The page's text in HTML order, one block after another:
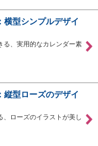
横型シンプルデザイ
る、実用的なカレンダー素
縦型ローズのデザイ
、ローズのイラストが美し